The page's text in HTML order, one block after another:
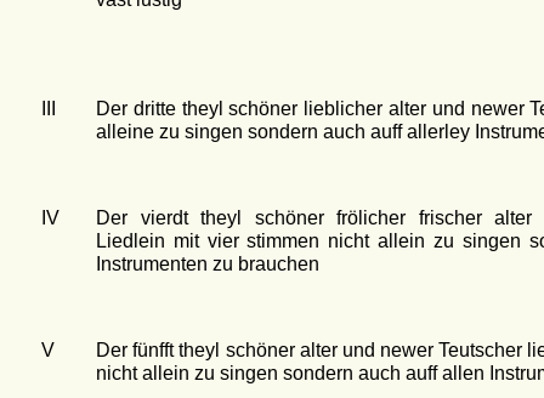
Der dritte theyl schöner lieblicher alter und newer
alleine zu singen sondern auch auff allerley
IV
Der vierdt theyl schöner frölicher frischer alter
Liedlein mit vier stimmen nicht allein zu singen
Instrumenten zu brauchen
V
Der fünfft theyl schöner alter und newer Teutscher
nicht allein zu singen sondern auch auff allen